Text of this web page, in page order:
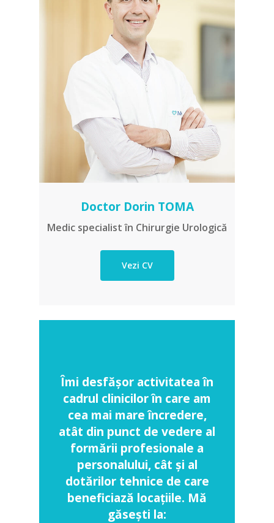
Doctor Dorin TOMA
Medic specialist în Chirurgie Urologică
Vezi CV
Îmi desfășor activitatea în
cadrul clinicilor în care am
cea mai mare încredere,
atât din punct de vedere al
formării profesionale a
personalului, cât și al
dotărilor tehnice de care
beneficiază locațiile. Mă
găsești la: